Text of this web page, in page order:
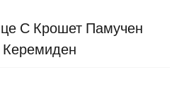
С Крошет Памучен